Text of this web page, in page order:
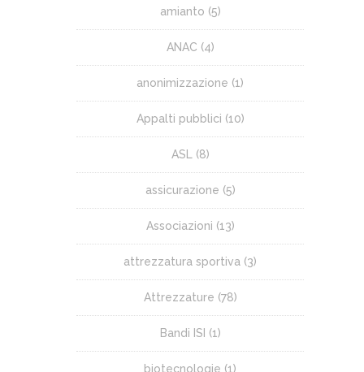
amianto (5)
ANAC (4)
anonimizzazione (1)
Appalti pubblici (10)
ASL (8)
assicurazione (5)
Associazioni (13)
attrezzatura sportiva (3)
Attrezzature (78)
Bandi ISI (1)
biotecnologie (1)